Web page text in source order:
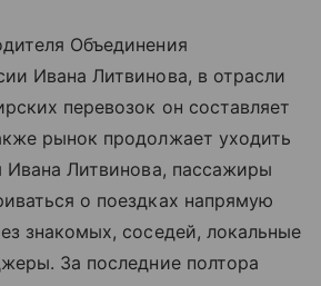
Объединения
Ивана Литвинова, в отрасли
перевозок он составляет
рынок продолжает уходить
Ивана Литвинова, пассажиры
о поездках напрямую
знакомых, соседей, локальные
За последние полтора